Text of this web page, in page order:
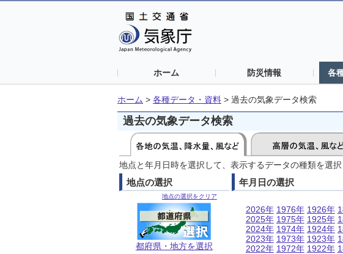
ホーム 防災情報 各
ホーム > 各種データ・資料 > 過去の気象データ検索
過去の気象データ検索
地点と年月日時を選択して、表示するデータの種類を選択
地点の選択
地点の選択をクリア
都府県・地方を選択
年月日の選択
2026年
2025年
2024年
2023年
2022年
1976年
1975年
1974年
1973年
1972年
1926年
1925年
1924年
1923年
1922年